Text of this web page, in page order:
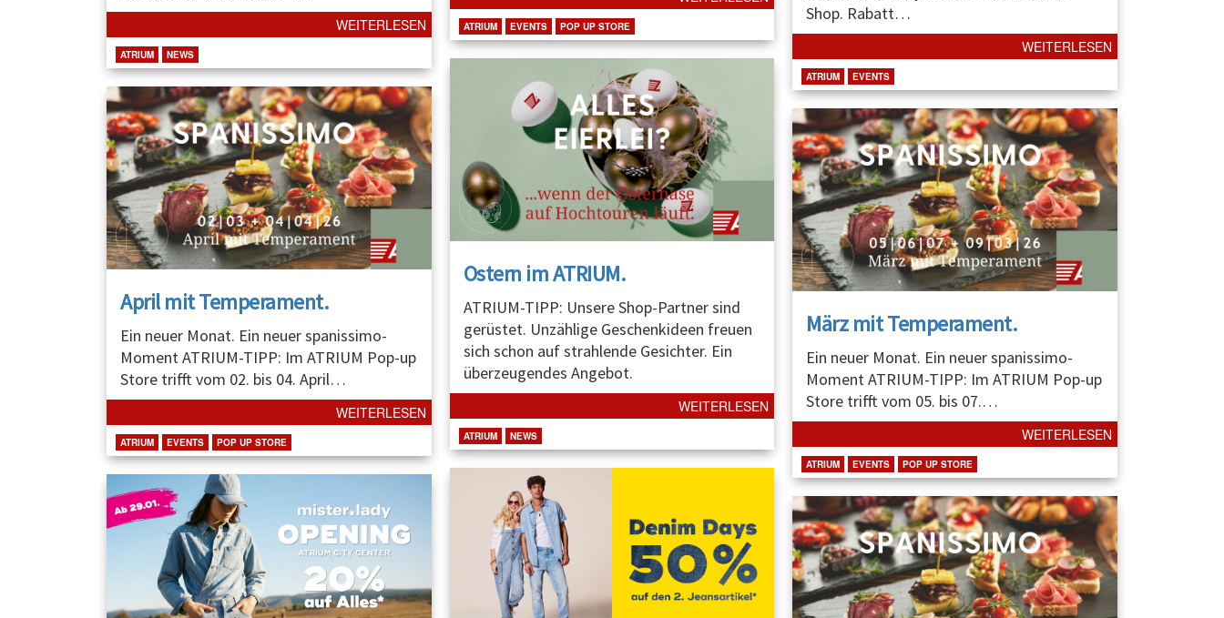
WEITERLESEN
ATRIUM NEWS
ATRIUM EVENTS POP UP STORE
Shop. Rabatt…
WEITERLESEN
ATRIUM EVENTS
Ostern im ATRIUM.
ATRIUM-TIPP: Unsere Shop-Partner sind
gerüstet. Unzählige Geschenkideen freuen
sich schon auf strahlende Gesichter. Ein
überzeugendes Angebot.
WEITERLESEN
ATRIUM NEWS
April mit Temperament.
Ein neuer Monat. Ein neuer spanissimo-
Moment ATRIUM-TIPP: Im ATRIUM Pop-up
Store trifft vom 02. bis 04. April…
WEITERLESEN
ATRIUM EVENTS POP UP STORE
März mit Temperament.
Ein neuer Monat. Ein neuer spanissimo-
Moment ATRIUM-TIPP: Im ATRIUM Pop-up
Store trifft vom 05. bis 07.…
WEITERLESEN
ATRIUM EVENTS POP UP STORE